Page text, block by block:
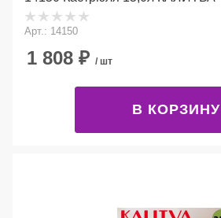
Арт.: 14150
1 808 ₽ / шт
В КОРЗИНУ